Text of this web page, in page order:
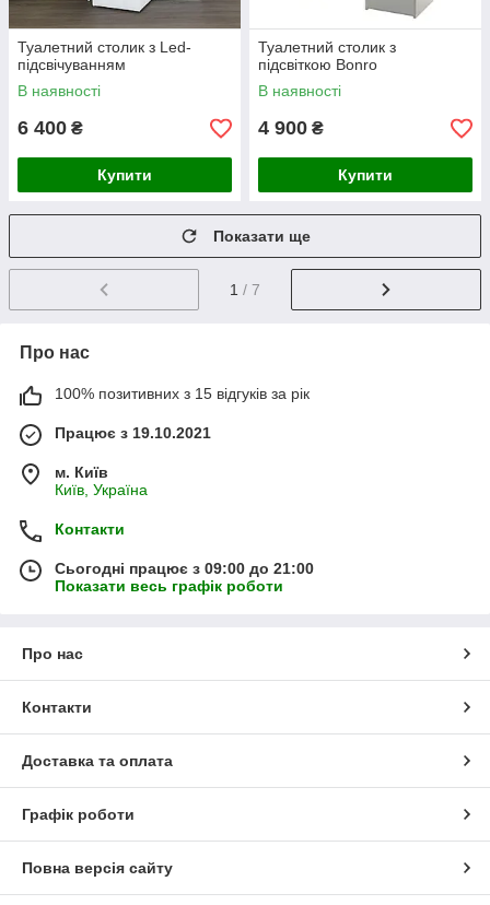
Туалетний столик з Led-
підсвічуванням
В наявності
6 400 ₴
Купити
Туалетний столик з
підсвіткою Bonro
В наявності
4 900 ₴
Купити
Показати ще
1 / 7
Про нас
100% позитивних з 15 відгуків за рік
Працює з 19.10.2021
м. Київ
Київ, Україна
Контакти
Сьогодні працює з 09:00 до 21:00
Показати весь графік роботи
Про нас
Контакти
Доставка та оплата
Графік роботи
Повна версія сайту